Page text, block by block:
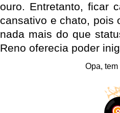
ouro. Entretanto, ficar
cansativo e chato, pois
nada mais do que
Reno oferecia poder
Opa,